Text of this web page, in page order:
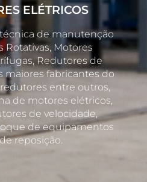
ELÉTRICOS
de manutenção
Rotativas, Motores
Redutores de
maiores fabricantes do
entre outros,
de motores elétricos,
de velocidade,
de equipamentos
reposição.